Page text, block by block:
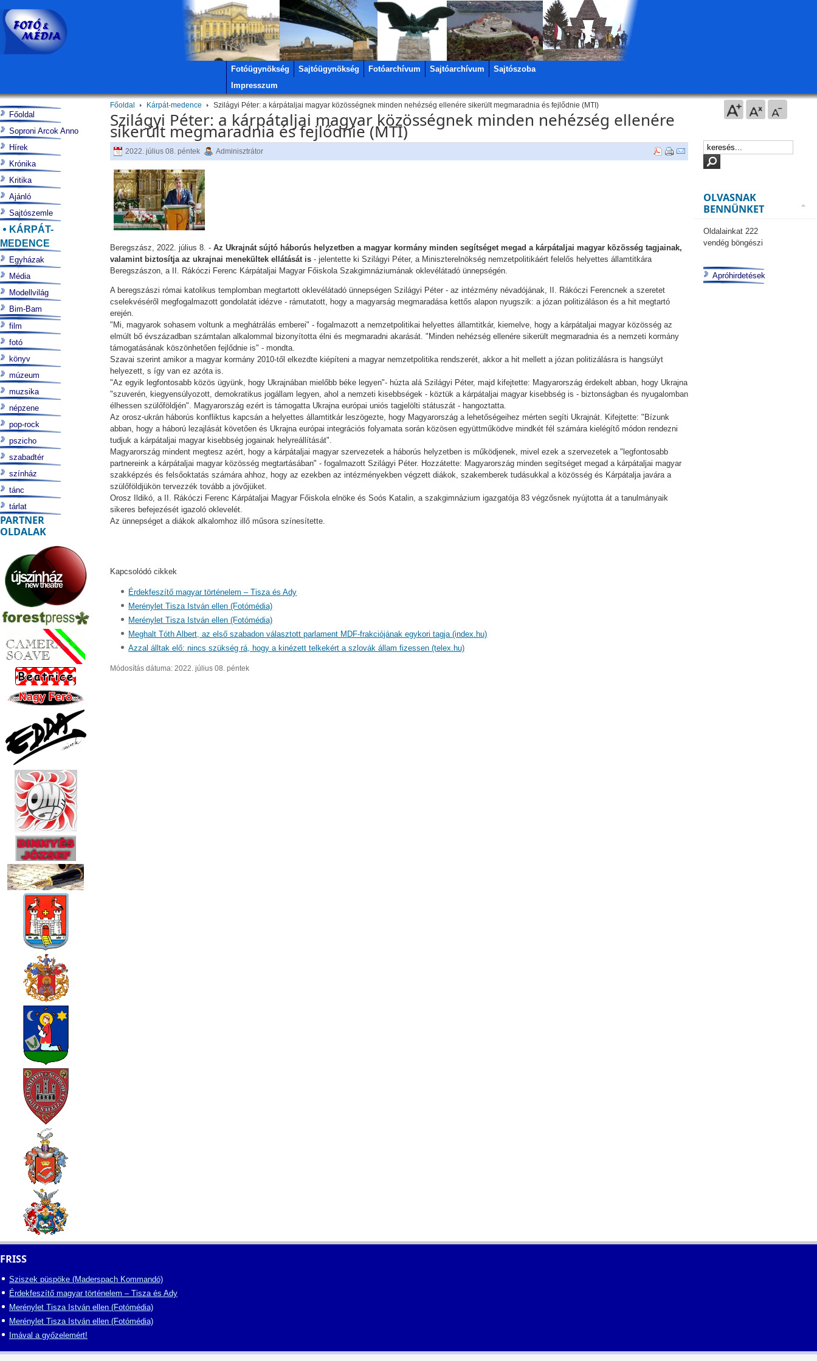
Fotóügynökség Sajtóügynökség Fotóarchívum Sajtóarchívum
Sajtószoba
Impresszum
Főoldal Kárpát-medence Szilágyi Péter: a kárpátaljai magyar közösségnek minden nehézség ellenére sikerült megmaradnia és fejlődnie (MTI)
Szilágyi Péter: a kárpátaljai magyar közösségnek minden nehézség ellenére
sikerült megmaradnia és fejlődnie (MTI)
2022. július 08. péntek Adminisztrátor
Beregszász, 2022. július 8. -Az Ukrajnát sújtó háborús helyzetben a magyar kormány minden segítséget megad a kárpátaljai magyar közösség tagjainak,
valamint biztosítja az ukrajnai menekültek ellátását is- jelentette ki Szilágyi Péter, a Miniszterelnökség nemzetpolitikáért felelős helyettes államtitkára
Beregszászon, a II. Rákóczi Ferenc Kárpátaljai Magyar Főiskola Szakgimnáziumának oklevélátadó ünnepségén.
A beregszászi római katolikus templomban megtartott oklevélátadó ünnepségen Szilágyi Péter - az intézmény névadójának, II. Rákóczi Ferencnek a szeretet
cselekvéséről megfogalmazott gondolatát idézve - rámutatott, hogy a magyarság megmaradása kettős alapon nyugszik: a józan politizáláson és a hit megtartó
erején.
"Mi, magyarok sohasem voltunk a meghátrálás emberei" - fogalmazott a nemzetpolitikai helyettes államtitkár, kiemelve, hogy a kárpátaljai magyar közösség az
elmúlt bő évszázadban számtalan alkalommal bizonyította élni és megmaradni akarását. "Minden nehézség ellenére sikerült megmaradnia és a nemzeti kormány
támogatásának köszönhetően fejlődnie is" - mondta.
Szavai szerint amikor a magyar kormány 2010-től elkezdte kiépíteni a magyar nemzetpolitika rendszerét, akkor a hit mellett a józan politizálásra is hangsúlyt
helyezett, s így van ez azóta is.
"Az egyik legfontosabb közös ügyünk, hogy Ukrajnában mielőbb béke legyen"- húzta alá Szilágyi Péter, majd kifejtette: Magyarország érdekelt abban, hogy Ukrajna
"szuverén, kiegyensúlyozott, demokratikus jogállam legyen, ahol a nemzeti kisebbségek - köztük a kárpátaljai magyar kisebbség is - biztonságban és nyugalomban
élhessen szülőföldjén". Magyarország ezért is támogatta Ukrajna európai uniós tagjelölti státuszát - hangoztatta.
Az orosz-ukrán háborús konfliktus kapcsán a helyettes államtitkár leszögezte, hogy Magyarország a lehetőségeihez mérten segíti Ukrajnát. Kifejtette: "Bízunk
abban, hogy a háború lezajlását követően és Ukrajna európai integrációs folyamata során közösen együttműködve mindkét fél számára kielégítő módon rendezni
tudjuk a kárpátaljai magyar kisebbség jogainak helyreállítását".
Magyarország mindent megtesz azért, hogy a kárpátaljai magyar szervezetek a háborús helyzetben is működjenek, mivel ezek a szervezetek a "legfontosabb
partnereink a kárpátaljai magyar közösség megtartásában" - fogalmazott Szilágyi Péter. Hozzátette: Magyarország minden segítséget megad a kárpátaljai magyar
szakképzés és felsőoktatás számára ahhoz, hogy az ezekben az intézményekben végzett diákok, szakemberek tudásukkal a közösség és Kárpátalja javára a
szülőföldjükön tervezzék tovább a jövőjüket.
Orosz Ildikó, a II. Rákóczi Ferenc Kárpátaljai Magyar Főiskola elnöke és Soós Katalin, a szakgimnázium igazgatója 83 végzősnek nyújtotta át a tanulmányaik
sikeres befejezését igazoló oklevelét.
Az ünnepséget a diákok alkalomhoz illő műsora színesítette.
Kapcsolódó cikkek
Érdekfeszítő magyar történelem – Tisza és Ady
Merénylet Tisza István ellen (Fotómédia)
Merénylet Tisza István ellen (Fotómédia)
Meghalt Tóth Albert, az első szabadon választott parlament MDF-frakciójának egykori tagja (index.hu)
Azzal álltak elő: nincs szükség rá, hogy a kinézett telkekért a szlovák állam fizessen (telex.hu)
Módosítás dátuma: 2022. július 08. péntek
Főoldal
Soproni Arcok Anno
Hírek
Krónika
Kritika
Ajánló
Sajtószemle
KÁRPÁT-
MEDENCE
Egyházak
Média
Modellvilág
Bim-Bam
film
fotó
könyv
múzeum
muzsika
népzene
pop-rock
pszicho
szabadtér
színház
tánc
tárlat
PARTNER
OLDALAK
OLVASNAK
BENNÜNKET
Oldalainkat 222
vendég böngészi
Apróhirdetések
FRISS
Sziszek püspöke (Maderspach Kommandó)
Érdekfeszítő magyar történelem – Tisza és Ady
Merénylet Tisza István ellen (Fotómédia)
Merénylet Tisza István ellen (Fotómédia)
Imával a győzelemért!